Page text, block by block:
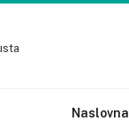
Naslovna